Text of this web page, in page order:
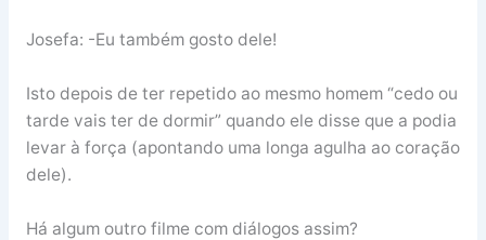
Josefa: -Eu também gosto dele!
Isto depois de ter repetido ao mesmo homem “cedo ou
tarde vais ter de dormir” quando ele disse que a podia
levar à força (apontando uma longa agulha ao coração
dele).
Há algum outro filme com diálogos assim?